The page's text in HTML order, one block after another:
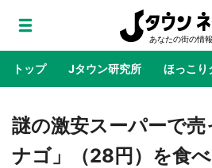
トップ Jタウン研究所 ほっこり
地域×二次元 絶景 あの時は
謎の激安スーパーで
ナゴ」（28円）を食